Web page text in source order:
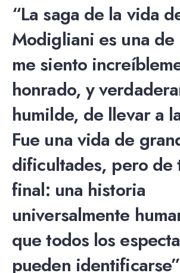
“La saga de la vida
Modigliani es una de
me siento
honrado, y
humilde, de llevar a
Fue una vida de
dificultades, pero de
final: una historia
universalmente
que todos los
pueden identificarse”